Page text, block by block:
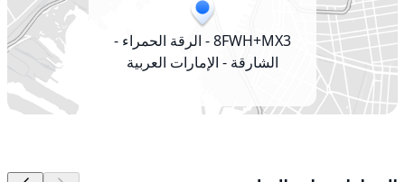
8FWH+MX3 - الرقة الحمراء -
الشارقة - الإمارات العربية